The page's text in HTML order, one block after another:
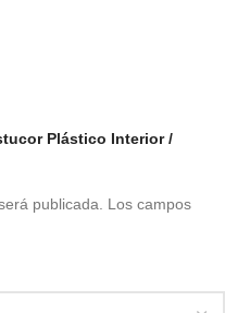
Plástico Interior /
publicada. Los campos